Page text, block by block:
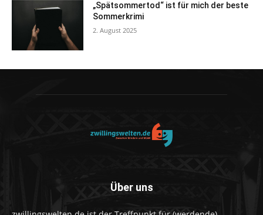
„Spätsommertod“ ist für mich der beste
Sommerkrimi
2. August 2025
Über uns